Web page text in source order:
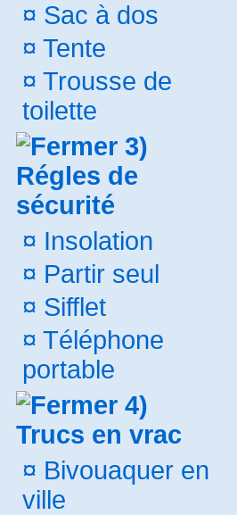
¤ Sac à dos
¤ Tente
¤ Trousse de
toilette
3)
Régles de
sécurité
¤ Insolation
¤ Partir seul
¤ Sifflet
¤ Téléphone
portable
4)
Trucs en vrac
¤ Bivouaquer en
ville